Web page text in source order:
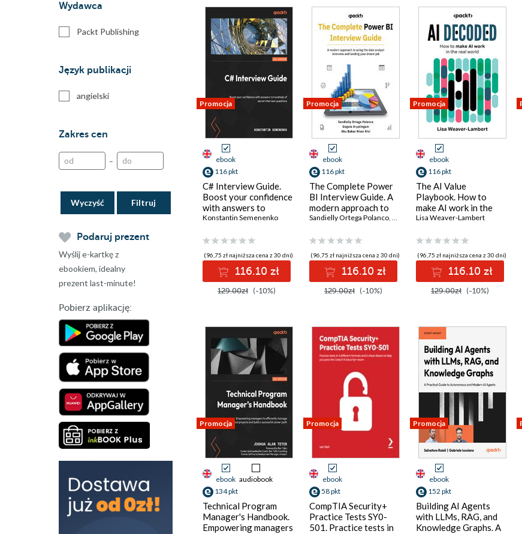
Wydawca
Packt Publishing
Język publikacji
angielski
Zakres cen
–
Wyczyść
Podaruj prezent
Wyślij e-kartkę z
ebookiem, idealny
prezent last-minute!
Pobierz aplikację:
Promocja
ebook
116 pkt
C# Interview Guide.
Boost your confidence
with answers to
hundreds of secret
Konstantin Semenenko
(96,75 zł najniższa cena z 30 dni)
116.10 zł
129.00zł (-10%)
Promocja
ebook
116 pkt
The Complete Power
BI Interview Guide. A
modern approach to
acing the data analyst
your dream job
Sandielly Ortega Polanco, Gogula Aryalingam,Abu Bakar Nisar Alvi
(96,75 zł najniższa cena z 30 dni)
116.10 zł
129.00zł (-10%)
Promocja
ebook
116 pkt
The AI Value
Playbook. How to
make AI work in the
real world
Lisa Weaver-Lambert
(96,75 zł najniższa cena z 30 dni)
116.10 zł
129.00zł (-10%)
Promocja
ebook audiobook
134 pkt
Technical Program
Manager's Handbook.
Empowering managers
Promocja
ebook
58 pkt
CompTIA Security+
Practice Tests SY0-
501. Practice tests in
Promocja
ebook
152 pkt
Building AI Agents
with LLMs, RAG, and
Knowledge Graphs. A